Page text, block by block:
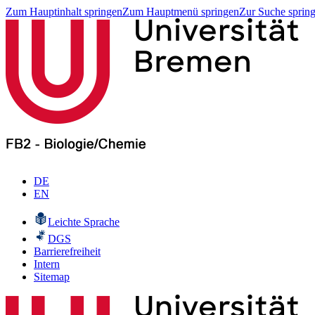
Zum Hauptinhalt springenZum Hauptmenü springenZur Suche
DE
EN
Leichte Sprache
DGS
Barrierefreiheit
Intern
Sitemap